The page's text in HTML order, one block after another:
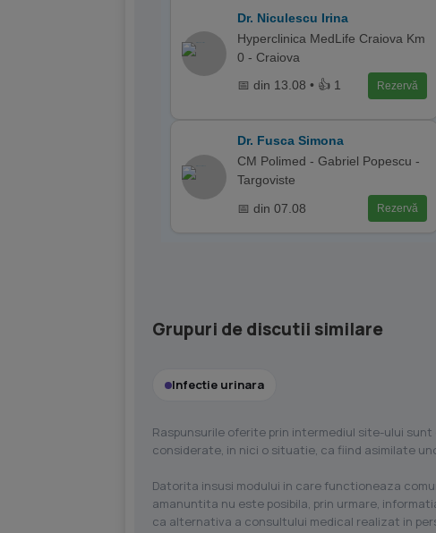
Dr. Niculescu Irina
Hyperclinica MedLife Craiova Km
0 - Craiova
📅 din 13.08 • 👍 1
Rezervă
Dr. Fusca Simona
CM Polimed - Gabriel Popescu -
Targoviste
📅 din 07.08
Rezervă
Grupuri de discutii similare
Infectie urinara
Raspunsurile oferite prin intermediul site-ului
considerate, in nici o situatie, ca fiind asimilate
Datorita insusi modului in care functioneaza
amanuntita nu este posibila, prin urmare,
ca alternativa a consultului medical realizat in